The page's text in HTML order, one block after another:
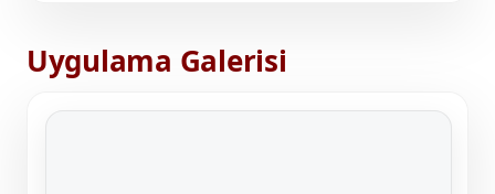
Uygulama Galerisi